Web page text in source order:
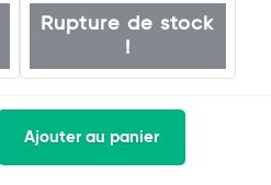
Rupture de stock
!
Ajouter au panier